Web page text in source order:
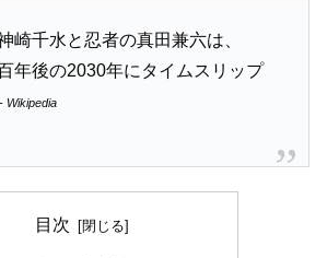
崎千水と忍者の真田兼六は、
年後の2030年にタイムスリップ
Wikipedia
目次